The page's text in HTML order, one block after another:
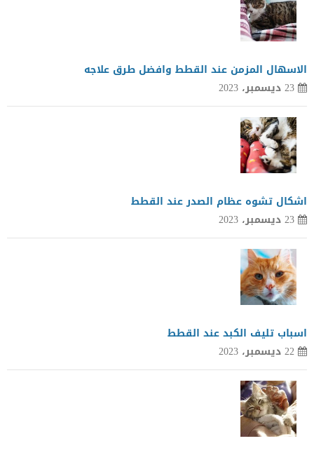
الاسهال المزمن عند القطط وافضل طرق علاجه
23 ديسمبر، 2023
اشكال تشوه عظام الصدر عند القطط
23 ديسمبر، 2023
اسباب تليف الكبد عند القطط
22 ديسمبر، 2023